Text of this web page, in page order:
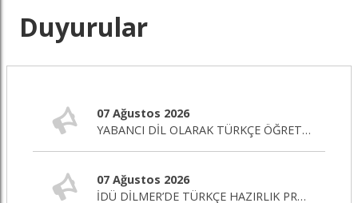
Duyurular
07 Ağustos 2026
YABANCI DİL OLARAK TÜRKÇE ÖĞRETİMİ SERTİFİKA PROGRAMI BAŞLIYOR!
07 Ağustos 2026
İDÜ DİLMER’DE TÜRKÇE HAZIRLIK PROGRAMI BAŞLIYOR!